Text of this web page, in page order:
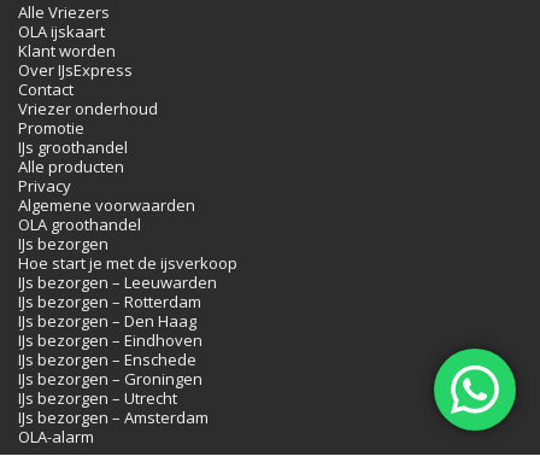
Alle Vriezers
OLA ijskaart
Klant worden
Over IJsExpress
Contact
Vriezer onderhoud
Promotie
IJs groothandel
Alle producten
Privacy
Algemene voorwaarden
OLA groothandel
IJs bezorgen
Hoe start je met de ijsverkoop
IJs bezorgen – Leeuwarden
IJs bezorgen – Rotterdam
IJs bezorgen – Den Haag
IJs bezorgen – Eindhoven
IJs bezorgen – Enschede
IJs bezorgen – Groningen
IJs bezorgen – Utrecht
IJs bezorgen – Amsterdam
OLA-alarm